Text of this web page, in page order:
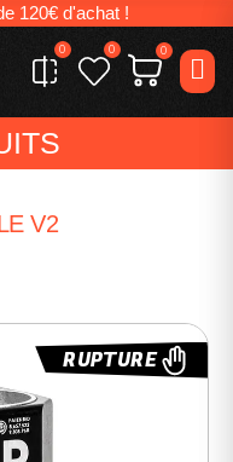
120€ d'achat !
0 0 0
V2
RUPTURE